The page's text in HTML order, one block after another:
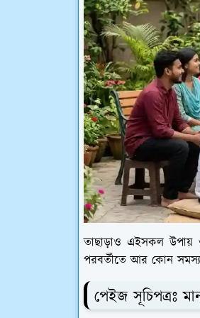
তাছাড়াও এইসকল উপায়
পরবর্তীতে আর কোন
পেইজ সূচিপত্রঃ